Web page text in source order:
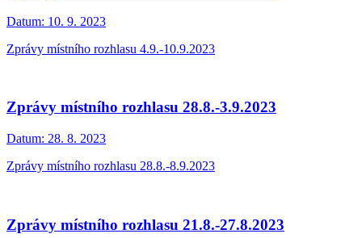
Datum: 10. 9. 2023
Zprávy místního rozhlasu 4.9.-10.9.2023
Zprávy místního rozhlasu 28.8.-3.9.2023
Datum: 28. 8. 2023
Zprávy místního rozhlasu 28.8.-8.9.2023
Zprávy místního rozhlasu 21.8.-27.8.2023